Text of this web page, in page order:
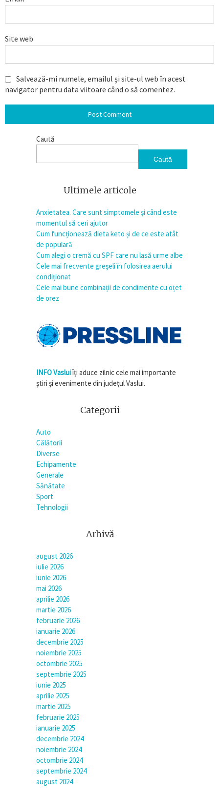
Site web
Salvează-mi numele, emailul și site-ul web în acest
navigator pentru data viitoare când o să comentez.
Caută
Caută
Ultimele articole
Anxietatea. Care sunt simptomele și când este
momentul să ceri ajutor
Cum funcționează dieta keto și de ce este atât
de populară
Cum alegi o cremă cu SPF care nu lasă urme albe
Cele mai frecvente greșeli în folosirea aerului
condiționat
Cele mai bune combinații de condimente cu oțet
de orez
INFO Vasluiîți aduce zilnic cele mai importante
știri și evenimente din județul Vaslui.
Categorii
Auto
Călătorii
Diverse
Echipamente
Generale
Sănătate
Sport
Tehnologii
Arhivă
august 2026
iulie 2026
iunie 2026
mai 2026
aprilie 2026
martie 2026
februarie 2026
ianuarie 2026
decembrie 2025
noiembrie 2025
octombrie 2025
septembrie 2025
iunie 2025
aprilie 2025
martie 2025
februarie 2025
ianuarie 2025
decembrie 2024
noiembrie 2024
octombrie 2024
septembrie 2024
august 2024